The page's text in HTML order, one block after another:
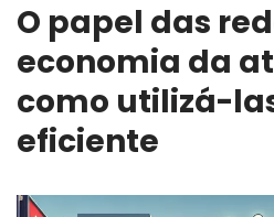
O papel das
economia da
como utilizá-
eficiente